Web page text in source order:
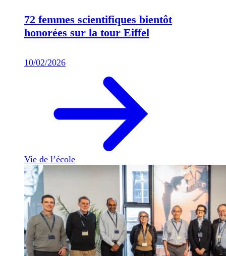
72 femmes scientifiques bientôt
honorées sur la tour Eiffel
10/02/2026
Vie de l’école